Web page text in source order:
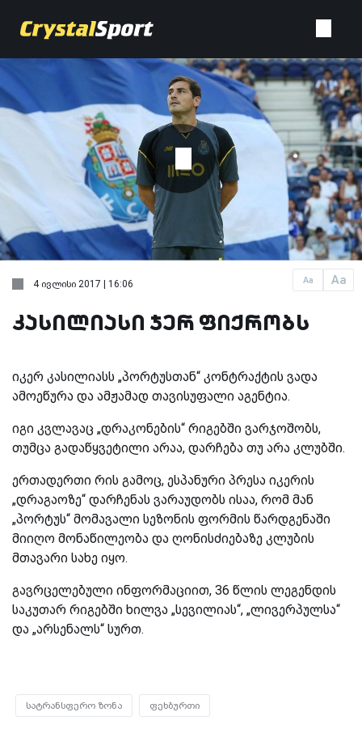
Aa Aa
4 ივლისი 2017 | 16:06
კასილიასი ჯერ ფიქრობს
იკერ კასილიასს „პორტუსთან“ კონტრაქტის ვადა
ამოეწურა და ამჟამად თავისუფალი აგენტია.
იგი კვლავაც „დრაკონების“ რიგებში ვარჯოშობს,
თუმცა გადაწყვეტილი არაა, დარჩება თუ არა კლუბში.
ერთადერთი რის გამოც, ესპანური პრესა იკერის
„დრაგაოზე“ დარჩენას ვარაუდობს ისაა, რომ მან
„პორტუს“ მომავალი სეზონის ფორმის წარდგენაში
მიიღო მონაწილეობა და ღონისძიებაზე კლუბის
მთავარი სახე იყო.
გავრცელებული ინფორმაციით, 36 წლის ლეგენდის
საკუთარ რიგებში ხილვა „სევილიას“, „ლივერპულსა“
და „არსენალს“ სურთ.
სატრანსფერო ზონა ფეხბურთი